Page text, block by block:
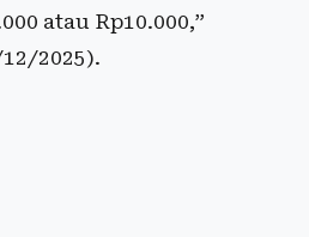
atau Rp10.000,”
2025).